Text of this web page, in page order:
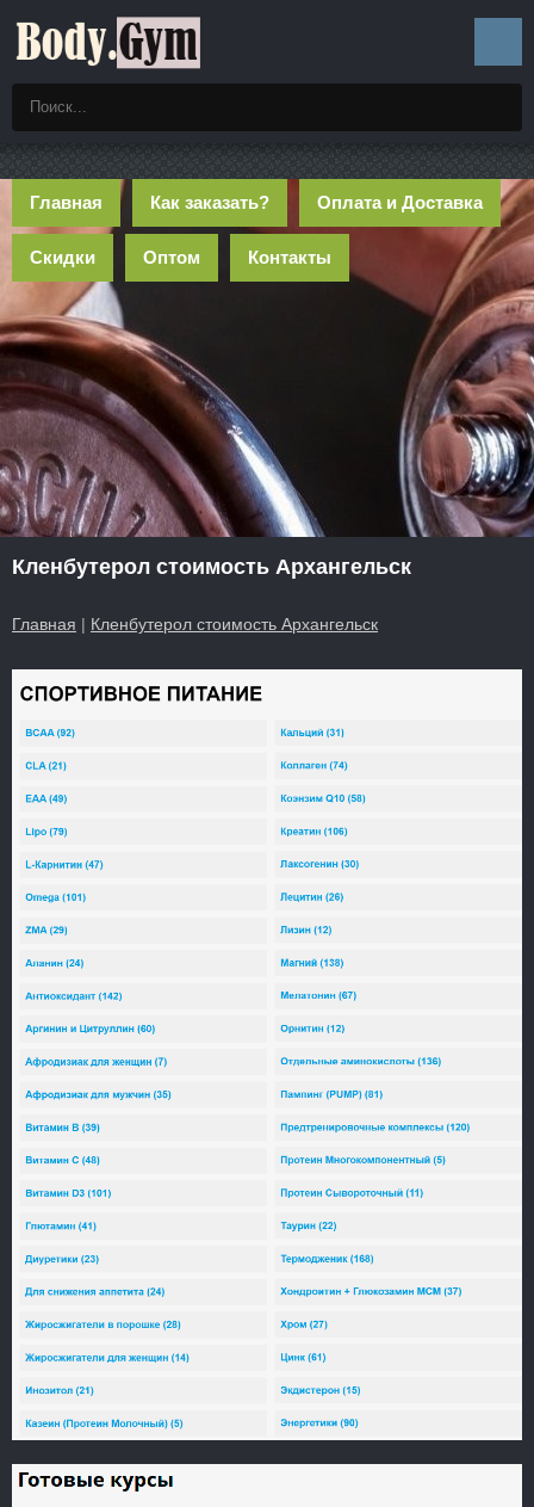
Главная Как заказать? Оплата и Доставка
Скидки Оптом Контакты
Кленбутерол стоимость Архангельск
Главная | Кленбутерол стоимость Архангельск